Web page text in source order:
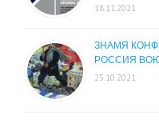
18.11.2021
ЗНАМЯ
РОССИЯ
25.10.2021